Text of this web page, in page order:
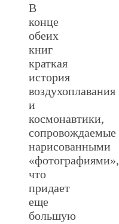
В
конце
обеих
книг
краткая
история
воздухоплавания
и
космонавтики,
сопровождаемые
нарисованными
«фотографиями»,
что
придает
еще
большую